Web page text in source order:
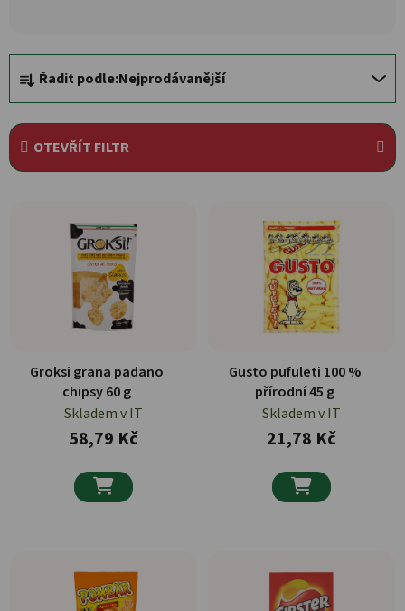
Řazení produktů
Řadit podle:Nejprodávanější
OTEVŘÍT FILTR
Groksi grana padano
chipsy 60 g
Skladem v IT
58,79 Kč

Gusto pufuleti 100 %
přírodní 45 g
Skladem v IT
21,78 Kč
